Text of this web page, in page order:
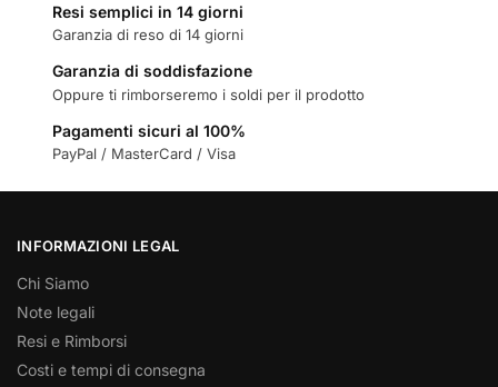
Resi semplici in 14 giorni
Garanzia di reso di 14 giorni
Garanzia di soddisfazione
Oppure ti rimborseremo i soldi per il prodotto
Pagamenti sicuri al 100%
PayPal / MasterCard / Visa
INFORMAZIONI LEGAL
Chi Siamo
Note legali
Resi e Rimborsi
Costi e tempi di consegna